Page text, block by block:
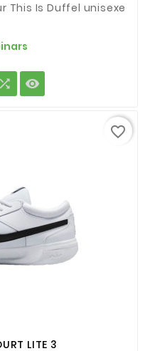
This Is Duffel unisexe
 
LITE 3
favorite_border